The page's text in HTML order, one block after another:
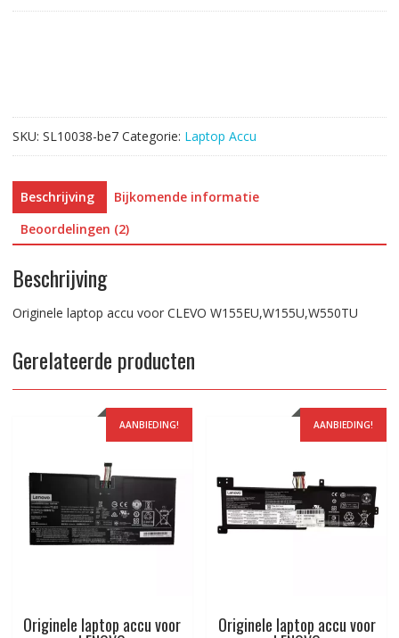
SKU: SL10038-be7 Categorie: Laptop Accu
Beschrijving
Bijkomende informatie
Beoordelingen (2)
Beschrijving
Originele laptop accu voor CLEVO W155EU,W155U,W550TU
Gerelateerde producten
AANBIEDING!
Originele laptop accu voor
AANBIEDING!
Originele laptop accu voor